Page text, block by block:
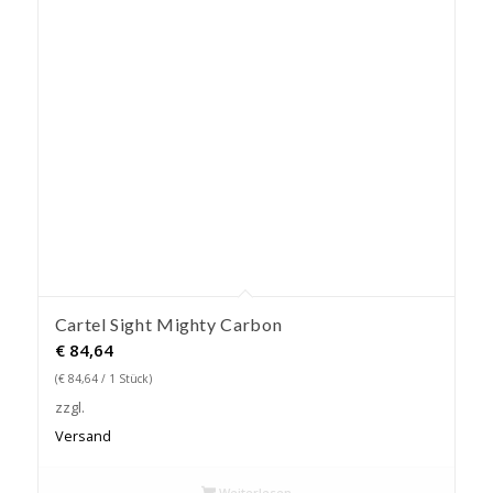
Cartel Sight Mighty Carbon
€84,64
(€84,64/ 1 Stück)
zzgl.
Versand